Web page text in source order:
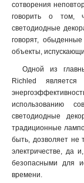
сотворения
говорить о том,
светодиодные
говорят,
объекты,
Одной из
Richled
использованию
светодиодные
традиционные
быть, дозволяет не
электричестве, да
безопасными для
времени.